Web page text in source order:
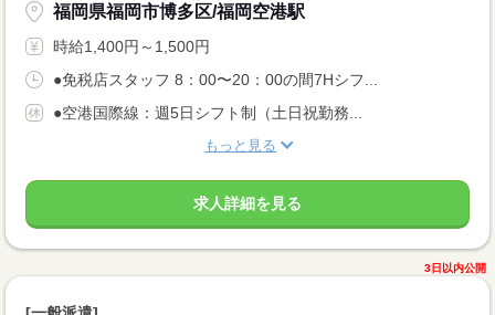
福岡県福岡市博多区/福岡空港駅
時給1,400円～1,500円
●免税店スタッフ 8：00〜20：00の間7Hシフ...
●空港国際線：週5日シフト制（土日祝勤務...
もっと見る
求人詳細を見る
3日以内公開